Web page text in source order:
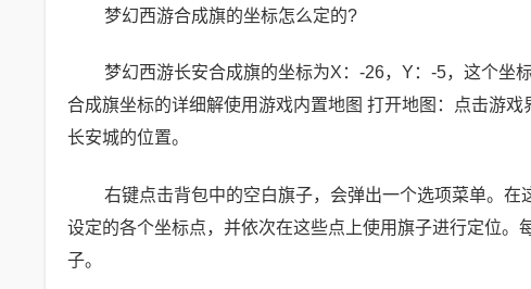
梦幻西游合成旗的坐标怎么定的?
梦幻西游长安合成旗的坐标为X：-26，Y：-5，这个坐
合成旗坐标的详细解使用游戏内置地图 打开地图：点击游
长安城的位置。
右键点击背包中的空白旗子，会弹出一个选项菜单。在
设定的各个坐标点，并依次在这些点上使用旗子进行定位
子。